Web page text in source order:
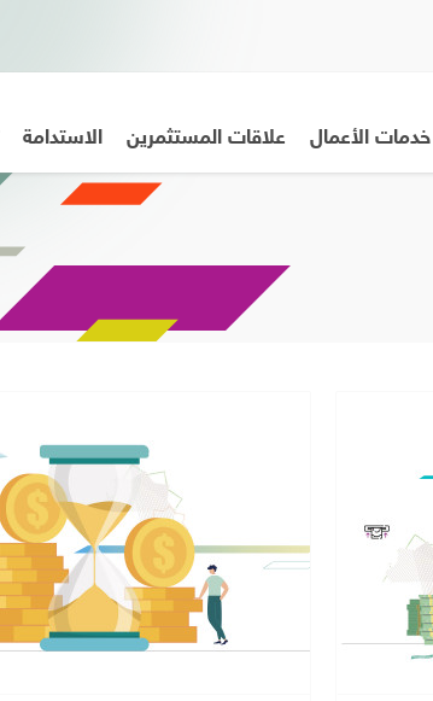
خدمات الأعمال علاقات المستثمرين الاستدامة